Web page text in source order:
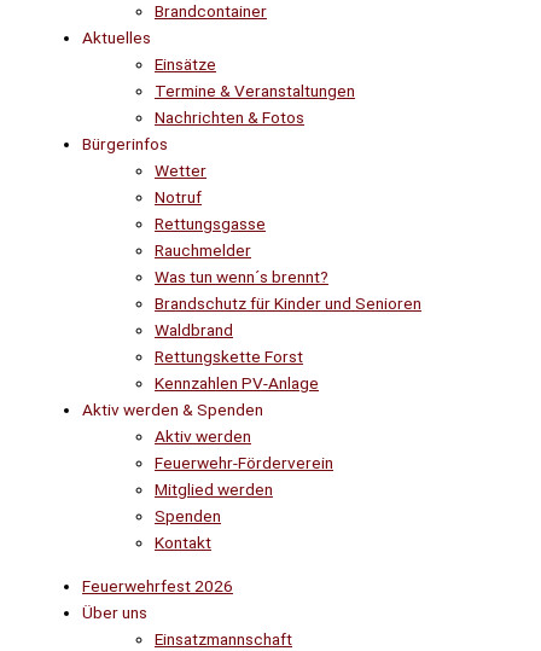
Brandcontainer
Aktuelles
Einsätze
Termine & Veranstaltungen
Nachrichten & Fotos
Bürgerinfos
Wetter
Notruf
Rettungsgasse
Rauchmelder
Was tun wenn´s brennt?
Brandschutz für Kinder und Senioren
Waldbrand
Rettungskette Forst
Kennzahlen PV-Anlage
Aktiv werden & Spenden
Aktiv werden
Feuerwehr-Förderverein
Mitglied werden
Spenden
Kontakt
Feuerwehrfest 2026
Über uns
Einsatzmannschaft